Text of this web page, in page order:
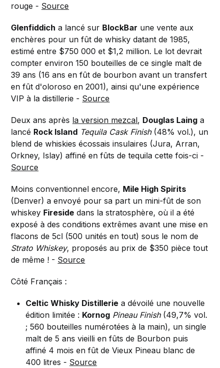
rouge - Source
Glenfiddich a lancé sur BlockBar une vente aux
enchères pour un fût de whisky datant de 1985,
estimé entre $750 000 et $1,2 million. Le lot devrait
compter environ 150 bouteilles de ce single malt de
39 ans (16 ans en fût de bourbon avant un transfert
en fût d'oloroso en 2001), ainsi qu'une expérience
VIP à la distillerie - Source
Deux ans après la version mezcal, Douglas Laing a
lancé Rock Island Tequila Cask Finish(48% vol.), un
blend de whiskies écossais insulaires (Jura, Arran,
Orkney, Islay) affiné en fûts de tequila cette fois-ci -
Source
Moins conventionnel encore, Mile High Spirits
(Denver) a envoyé pour sa part un mini-fût de son
whiskey Fireside dans la stratosphère, où il a été
exposé à des conditions extrêmes avant une mise en
flacons de 5cl (500 unités en tout) sous le nom de
Strato Whiskey, proposés au prix de $350 pièce tout
de même ! - Source
Côté Français :
Celtic Whisky Distillerie a dévoilé une nouvelle
édition limitée : Kornog Pineau Finish(49,7% vol.
; 560 bouteilles numérotées à la main), un single
malt de 5 ans vieilli en fûts de Bourbon puis
affiné 4 mois en fût de Vieux Pineau blanc de
400 litres - Source